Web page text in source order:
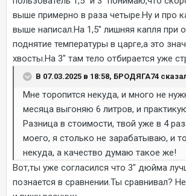
выше примерно в раза четыре.Ну и про
выше написал.На 1,5" лишняя капля при
поднятие температуры в царге,а это
хвосты.На 3" там тело отбирается уже
В 07.03.2025 в 18:58, БРОДЯГА74
Мне торопится некуда, и много не
месяца выгоняю 6 литров, и
Разница в стоимости, твой уже в 4
моего, я столько не зарабатываю, и
некуда, а качество думаю такое же!
Вот,ты уже согласился что 3" дюйма
познается в сравнении.Ты сравнивал?